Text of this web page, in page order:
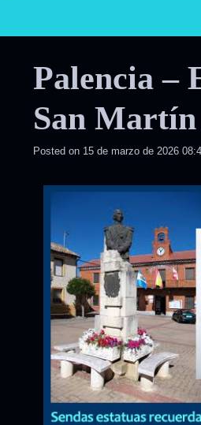
Palencia –
San Martín
Posted on 15 de marzo de 2026